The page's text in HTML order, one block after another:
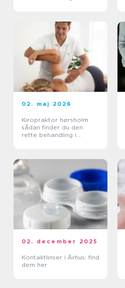
02. maj 2026
Kiropraktor hørsholm
sådan finder du den
rette behandling i
02. december 2025
Kontaktlinser i Århus: find
dem her